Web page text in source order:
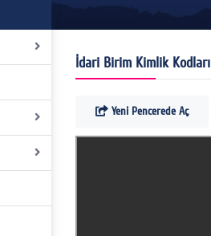
İdari Birim Kimlik Kodları
Yeni Pencerede Aç